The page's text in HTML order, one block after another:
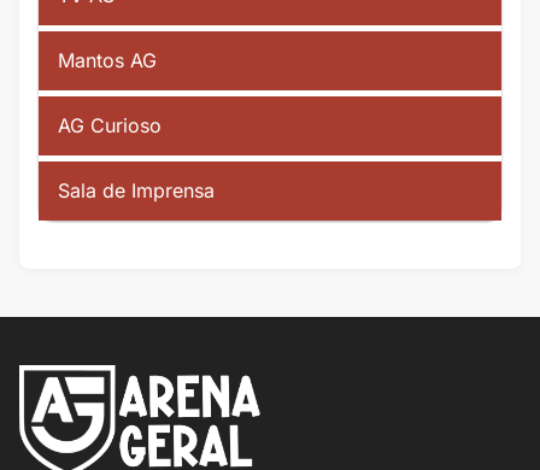
Mantos AG
AG Curioso
Sala de Imprensa